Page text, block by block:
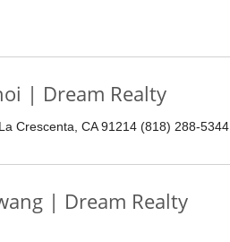
| Dream Realty
Crescenta, CA 91214 (818) 288-5344
| Dream Realty